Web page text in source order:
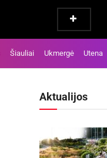
Šiauliai Ukmergė Utena
Aktualijos